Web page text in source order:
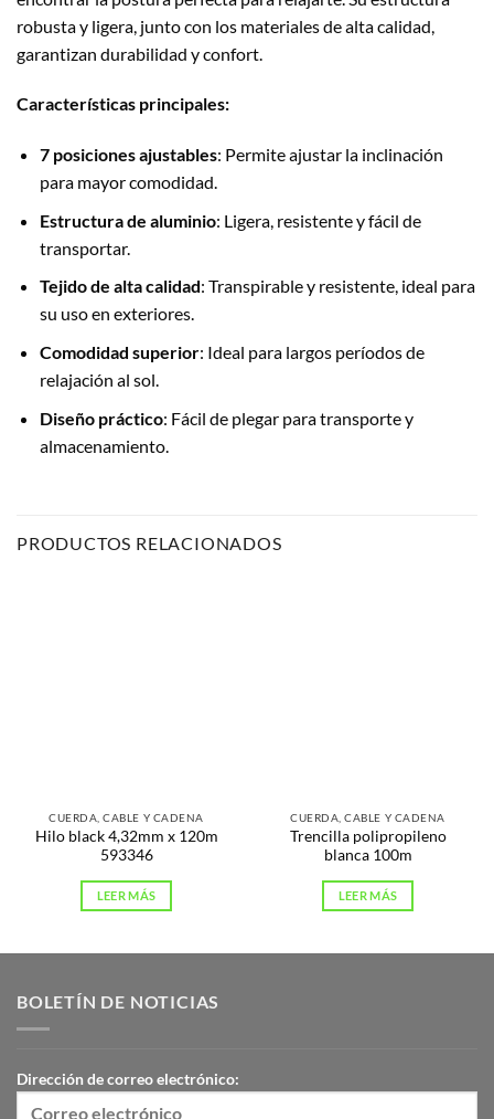
robusta y ligera, junto con los materiales de alta calidad,
garantizan durabilidad y confort.
Características principales:
7 posiciones ajustables: Permite ajustar la inclinación
para mayor comodidad.
Estructura de aluminio: Ligera, resistente y fácil de
transportar.
Tejido de alta calidad: Transpirable y resistente, ideal para
su uso en exteriores.
Comodidad superior: Ideal para largos períodos de
relajación al sol.
Diseño práctico: Fácil de plegar para transporte y
almacenamiento.
PRODUCTOS RELACIONADOS
CUERDA, CABLE Y CADENA
Hilo black 4,32mm x 120m
593346
LEER MÁS
CUERDA, CABLE Y CADENA
Trencilla polipropileno
blanca 100m
LEER MÁS
BOLETÍN DE NOTICIAS
Dirección de correo electrónico: